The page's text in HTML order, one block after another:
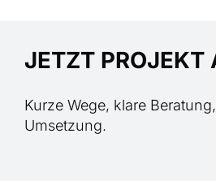
JETZT PROJEKT
Kurze Wege, klare
Umsetzung.